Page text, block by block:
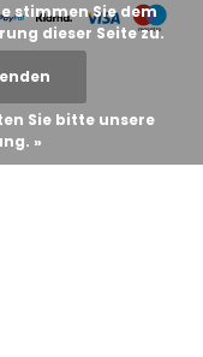
stimmen Sie dem
dieser Seite zu.
Sie bitte unsere
»